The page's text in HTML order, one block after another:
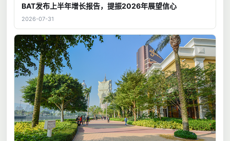
BAT发布上半年增长报告，提振2026年展望信心
2026-07-31